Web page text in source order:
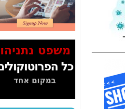
דיין לא פרסמה ב"ערוץ
2" על תעלולי השר
משה כחלון -כאן
המשך חשיפת הבלוף
ששמו "מהפיכת
הסלולר" ואיך מסרסים
את הנתונים לציבור -
כאן
ואלי - למה 3 הגדולות
משקיעות ומפתחות